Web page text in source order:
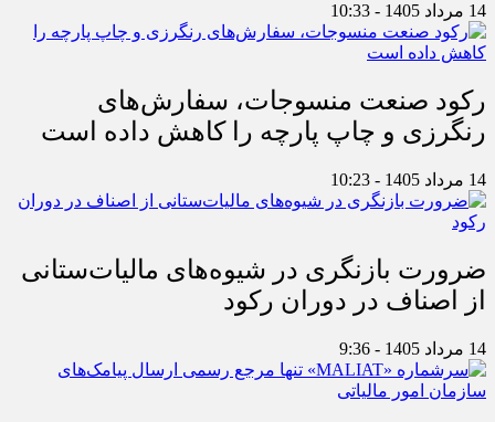
14 مرداد 1405 - 10:33
رکود صنعت منسوجات، سفارش‌های
رنگرزی و چاپ پارچه را کاهش داده است
14 مرداد 1405 - 10:23
ضرورت بازنگری در شیوه‌های مالیات‌ستانی
از اصناف در دوران رکود
14 مرداد 1405 - 9:36